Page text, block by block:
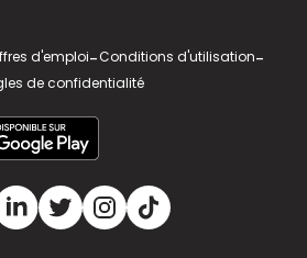
d'emploi-Conditions d'utilisation-
de confidentialité